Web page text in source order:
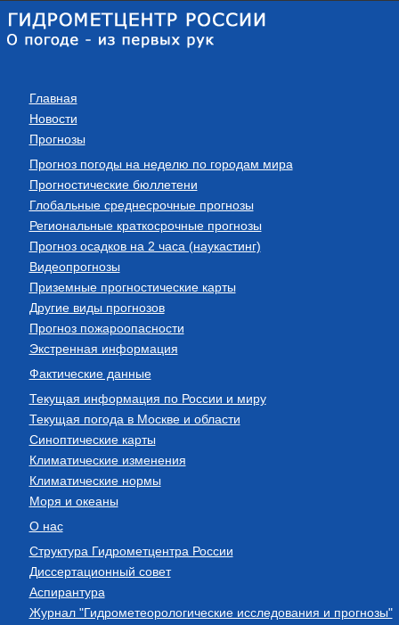
Главная
Новости
Прогнозы
Прогноз погоды на неделю по городам мира
Прогностические бюллетени
Глобальные среднесрочные прогнозы
Региональные краткосрочные прогнозы
Прогноз осадков на 2 часа (наукастинг)
Видеопрогнозы
Приземные прогностические карты
Другие виды прогнозов
Прогноз пожароопасности
Экстренная информация
Фактические данные
Текущая информация по России и миру
Текущая погода в Москве и области
Синоптические карты
Климатические изменения
Климатические нормы
Моря и океаны
О нас
Структура Гидрометцентра России
Диссертационный совет
Аспирантура
Журнал "Гидрометеорологические исследования и прогнозы"